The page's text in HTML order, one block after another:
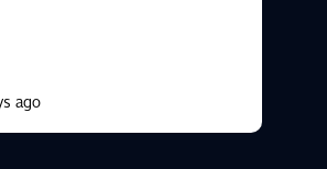
ago